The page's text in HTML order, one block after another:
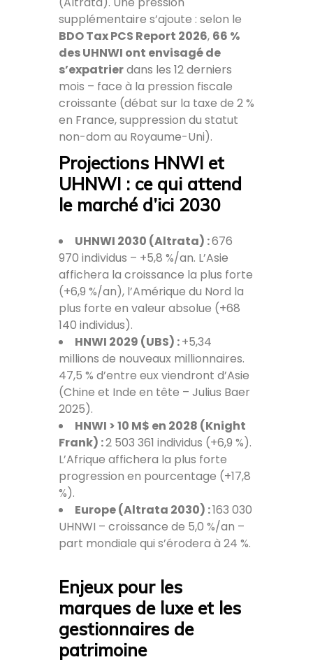
supplémentaire s’ajoute : selon le
BDO Tax PCS Report 2026, 66 %
des UHNWI ont envisagé de
s’expatrierdans les 12 derniers
mois – face à la pression fiscale
croissante (débat sur la taxe de 2 %
en France, suppression du statut
non-dom au Royaume-Uni).
Projections HNWI et
UHNWI : ce qui attend
le marché d’ici 2030
UHNWI 2030 (Altrata) :676
970 individus – +5,8 %/an. L’Asie
affichera la croissance la plus forte
(+6,9 %/an), l’Amérique du Nord la
plus forte en valeur absolue (+68
140 individus).
HNWI 2029 (UBS) :+5,34
millions de nouveaux millionnaires.
47,5 % d’entre eux viendront d’Asie
(Chine et Inde en tête – Julius Baer
2025).
HNWI > 10 M$ en 2028 (Knight
Frank) :2 503 361 individus (+6,9 %).
L’Afrique affichera la plus forte
progression en pourcentage (+17,8
%).
Europe (Altrata 2030) :163 030
UHNWI – croissance de 5,0 %/an –
part mondiale qui s’érodera à 24 %.
Enjeux pour les
marques de luxe et les
gestionnaires de
patrimoine